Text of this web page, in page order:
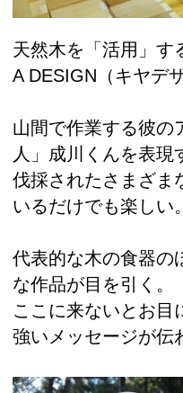
天然木を「活用」す
A DESIGN（キヤデ
山間で作業する彼の
人」成川くんを表現
伐採されたさまざま
いるだけでも楽しい。
代表的な木の食器の
な作品が目を引く。
ここに来ないとお目
強いメッセージが伝